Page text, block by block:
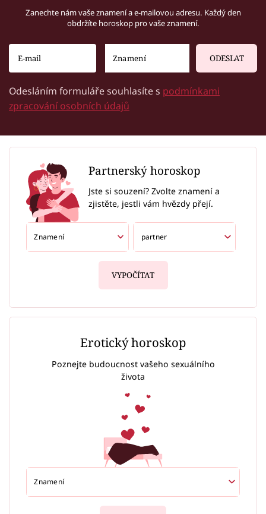
Zanechte nám vaše znamení a e-mailovou adresu. Každý den
obdržíte horoskop pro vaše znamení.
ODESLAT
Odesláním formuláře souhlasíte s podmínkami
zpracování osobních údajů
Partnerský horoskop
Jste si souzení? Zvolte znamení a
zjistěte, jestli vám hvězdy přejí.
VYPOČÍTAT
Erotický horoskop
Poznejte budoucnost vašeho sexuálního
života